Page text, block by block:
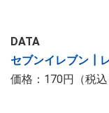
DATA
セブンイレブン┃
価格：170円（税込